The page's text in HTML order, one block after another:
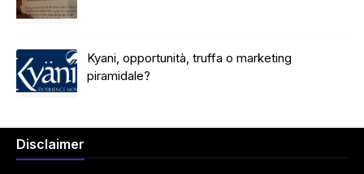
Kyani, opportunità, truffa o marketing
piramidale?
Disclaimer